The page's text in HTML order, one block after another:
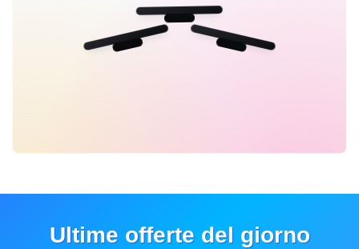
Ultime offerte del giorno